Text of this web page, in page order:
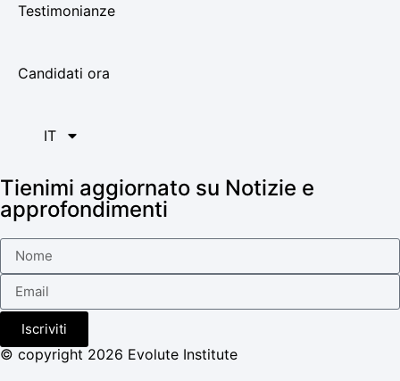
Testimonianze
Candidati ora
IT
Tienimi aggiornato su Notizie e
approfondimenti
Iscriviti
© copyright 2026 Evolute Institute